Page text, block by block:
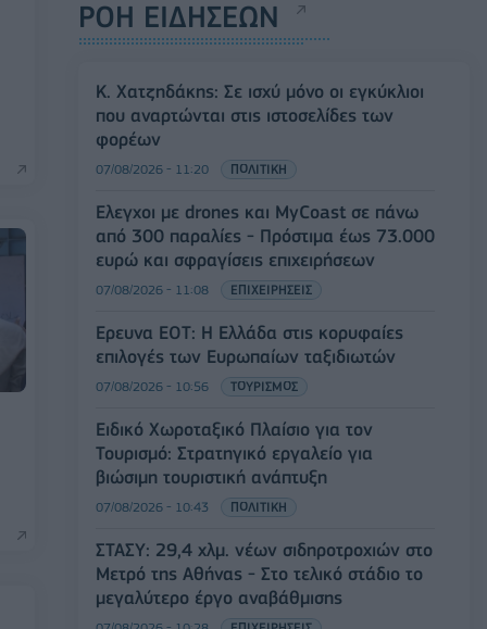
ΡΟΗ ΕΙΔΗΣΕΩΝ
Κ. Χατζηδάκης: Σε ισχύ μόνο οι εγκύκλιοι
που αναρτώνται στις ιστοσελίδες των
φορέων
07/08/2026 - 11:20 ΠΟΛΙΤΙΚΗ
Έλεγχοι με drones και MyCoast σε πάνω
από 300 παραλίες - Πρόστιμα έως 73.000
ευρώ και σφραγίσεις επιχειρήσεων
07/08/2026 - 11:08 ΕΠΙΧΕΙΡΗΣΕΙΣ
Έρευνα ΕΟΤ: Η Ελλάδα στις κορυφαίες
επιλογές των Ευρωπαίων ταξιδιωτών
07/08/2026 - 10:56 ΤΟΥΡΙΣΜΟΣ
Ειδικό Χωροταξικό Πλαίσιο για τον
Τουρισμό: Στρατηγικό εργαλείο για
βιώσιμη τουριστική ανάπτυξη
07/08/2026 - 10:43 ΠΟΛΙΤΙΚΗ
ΣΤΑΣΥ: 29,4 χλμ. νέων σιδηροτροχιών στο
Μετρό της Αθήνας - Στο τελικό στάδιο το
μεγαλύτερο έργο αναβάθμισης